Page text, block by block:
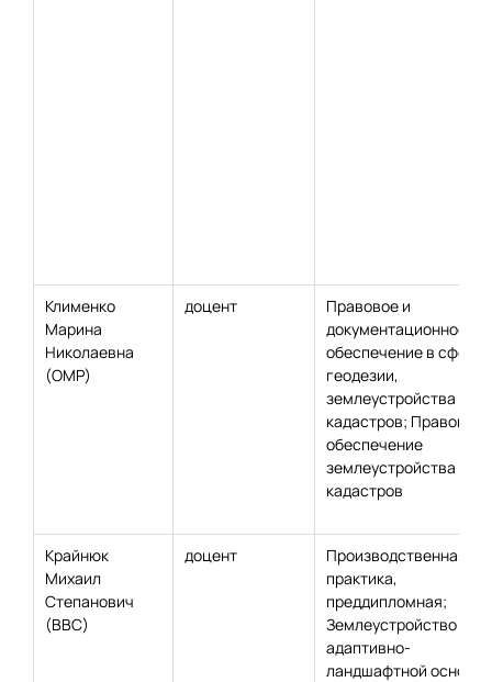
Клименко
Марина
Николаевна
(ОМР)
доцент
Правовое и
документационное
обеспечение в сфере
геодезии,
землеустройства и
кадастров; Правовое
обеспечение
землеустройства и
кадастров
Крайнюк
Михаил
Степанович
(ВВС)
доцент
Производственная
практика,
преддипломная;
Землеустройство на
адаптивно-
ландшафтной основе;